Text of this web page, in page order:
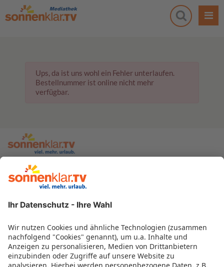
Ups, da ist uns wohl ein Fehler unterlaufen.
Bestellnummer ist online nicht mehr
verfügbar.
zur sonnenklar.TV Webseite
Moderatoren
Impressum
Informationen zur Barrierefreiheit
Datenschutz
Datenschutzeinstellungen